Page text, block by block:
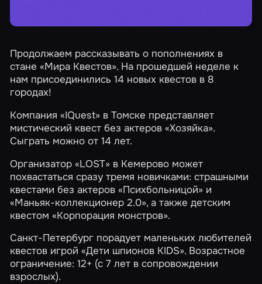
Продолжаем рассказывать о пополнениях в
стане «Мира Квестов». На прошедшей неделе к
нам присоединились 14 новых квестов в 8
городах!
Компания«IQuest» в Томске представляет
мистический квест без актеров«Хозяйка».
Сыграть можно от 14 лет.
Организатор «LOST» в Кемерово может
похвастаться сразу тремя новичками: страшными
квестами без актеров«Психбольницой» и
«Маньяк-коллекционер 2.0», а также детским
квестом«Корпорация монстров».
Санкт-Петербург порадует маленьких любителей
квестов игрой«Дети шпионов KIDS». Возрастное
ограничение: 12+ (с 7 лет в сопровождении
взрослых).